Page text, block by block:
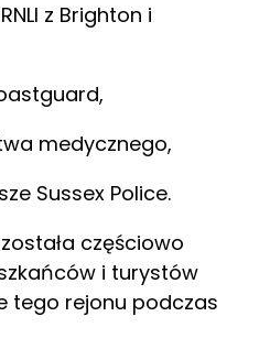
z Brighton i
medycznego,
Sussex Police.
częściowo
i turystów
tego rejonu podczas